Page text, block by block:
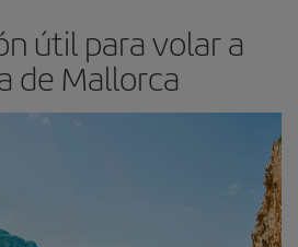
útil para volar a
de Mallorca